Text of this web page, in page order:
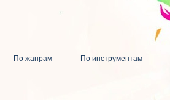
По жанрам По инструментам